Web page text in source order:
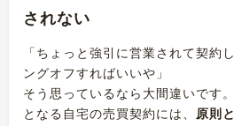
されない
「ちょっと強引に営業されて契約
ングオフすればいいや」
そう思っているなら大間違いです
となる自宅の売買契約には、 原則